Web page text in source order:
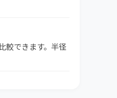
較できます。半径